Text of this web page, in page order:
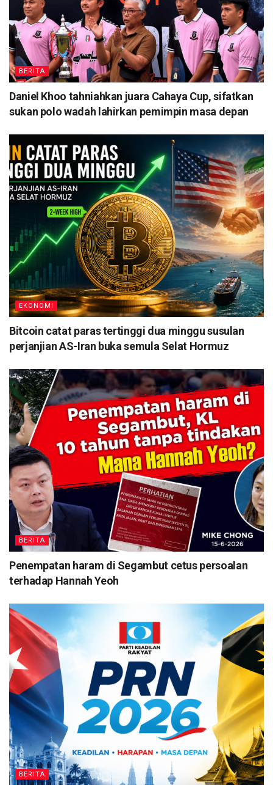
BERITA
Daniel Khoo tahniahkan juara Cahaya Cup, sifatkan
sukan polo wadah lahirkan pemimpin masa depan
EKONOMI
Bitcoin catat paras tertinggi dua minggu susulan
perjanjian AS-Iran buka semula Selat Hormuz
BERITA
Penempatan haram di Segambut cetus persoalan
terhadap Hannah Yeoh
BERITA